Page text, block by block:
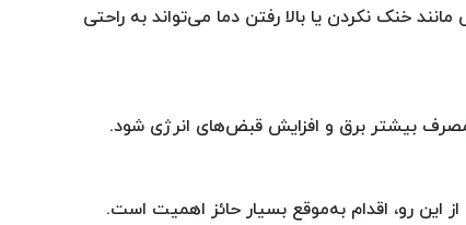
خنک نکردن یا بالا رفتن دما می‌تواند به راحتی
بیشتر برق و افزایش قبض‌های انرژی شود.
این رو، اقدام به‌موقع بسیار حائز اهمیت است.